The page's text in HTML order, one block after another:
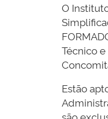
O
Técnico
Estão